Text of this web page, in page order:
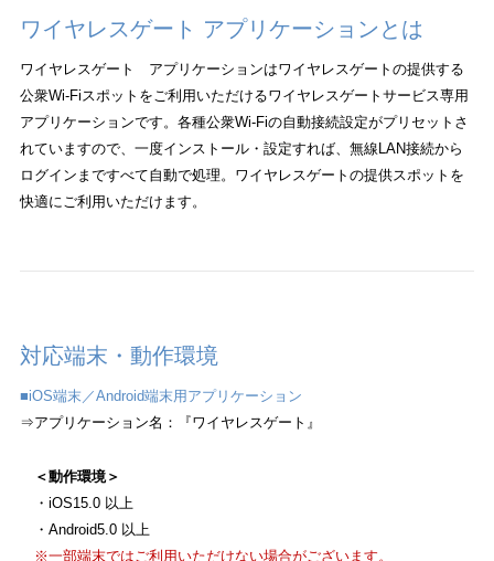
ワイヤレスゲート アプリケーションとは
ワイヤレスゲート アプリケーションはワイヤレスゲートの提供する
公衆Wi-Fiスポットをご利用いただけるワイヤレスゲートサービス専用
アプリケーションです。各種公衆Wi-Fiの自動接続設定がプリセットさ
れていますので、一度インストール・設定すれば、無線LAN接続から
ログインまですべて自動で処理。ワイヤレスゲートの提供スポットを
快適にご利用いただけます。
対応端末・動作環境
■iOS端末／Android端末用アプリケーション
⇒アプリケーション名：『ワイヤレスゲート』
＜動作環境＞
・iOS15.0 以上
・Android5.0 以上
※一部端末ではご利用いただけない場合がございます。